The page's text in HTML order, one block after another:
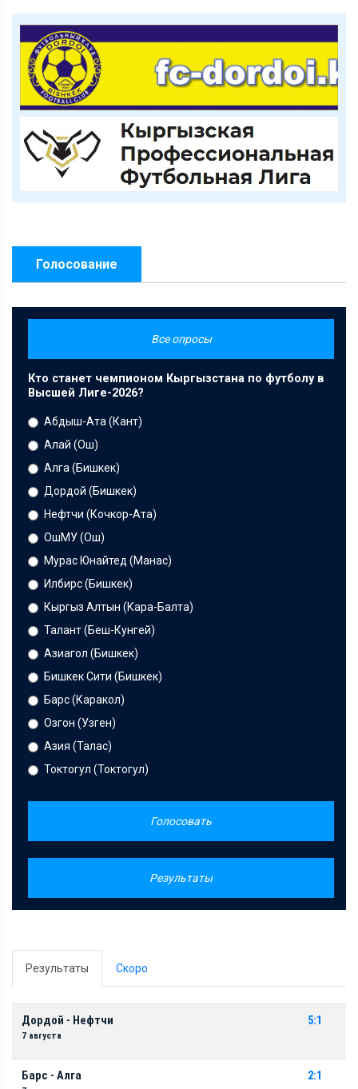
Голосование
Все опросы
Кто станет чемпионом Кыргызстана по футболу в
Высшей Лиге-2026?
Абдыш-Ата (Кант)
Алай (Ош)
Алга (Бишкек)
Дордой (Бишкек)
Нефтчи (Кочкор-Ата)
ОшМУ (Ош)
Мурас Юнайтед (Манас)
Илбирс (Бишкек)
Кыргыз Алтын (Кара-Балта)
Талант (Беш-Кунгей)
Азиагол (Бишкек)
Бишкек Сити (Бишкек)
Барс (Каракол)
Озгон (Узген)
Азия (Талас)
Токтогул (Токтогул)
Голосовать
Результаты
Результаты Скоро
Дордой - Нефтчи
7 августа
5:1
Барс - Алга 2:1